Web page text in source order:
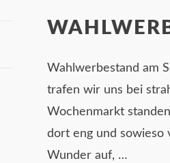
Wahlwerbestand am
trafen wir uns bei
Wochenmarkt
dort eng und sowieso
Wunder auf, …